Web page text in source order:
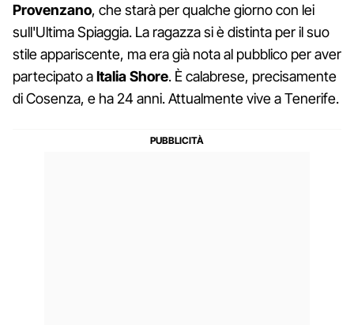
Provenzano, che starà per qualche giorno con lei
sull'Ultima Spiaggia. La ragazza si è distinta per il suo
stile appariscente, ma era già nota al pubblico per aver
partecipato aItalia Shore. È calabrese, precisamente
di Cosenza, e ha 24 anni. Attualmente vive a Tenerife.